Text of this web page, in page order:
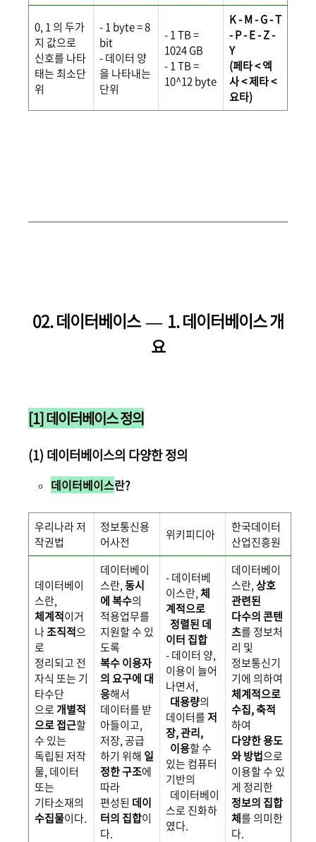
0, 1 의 두가
지 값으로
신호를 나타
태는 최소단
위
- 1 byte = 8
bit
- 데이터 양
을 나타내는
단위
- 1 TB =
1024 GB
- 1 TB =
10^12 byte
K - M - G - T
- P - E - Z -
Y
(페타 < 엑
사 < 제타 <
요타)
02. 데이터베이스 — 1. 데이터베이스 개
요
[1] 데이터베이스 정의
(1) 데이터베이스의 다양한 정의
데이터베이스란?
우리나라 저
작권법
정보통신용
어사전
위키피디아
한국데이터
산업진흥원
데이터베이
스란,
체계적이거
나조직적으
로
정리되고 전
자식 또는 기
타수단
으로 개별적
으로 접근할
수 있는
독립된 저작
물, 데이터
또는
기타소재의
수집물이다.
데이터베이
스란,동시
에 복수의
적용업무를
지원할 수 있
도록
복수 이용자
의 요구에 대
응해서
데이터를 받
아들이고,
저장, 공급
하기 위해 일
정한 구조에
따라
편성된 데이
터의 집합이
다.
- 데이터베
이스란,체
계적으로
정렬된 데
이터 집합
- 데이터 양,
이용이 늘어
나면서,
대용량의
데이터를저
장, 관리,
이용할 수
있는 컴퓨터
기반의
데이터베이
스로 진화하
였다.
데이터베이
스란,상호
관련된
다수의 콘텐
츠를 정보처
리 및
정보통신기
기에 의하여
체계적으로
수집, 축적
하여
다양한 용도
와 방법으로
이용할 수 있
게 정리한
정보의 집합
체를 의미한
다.